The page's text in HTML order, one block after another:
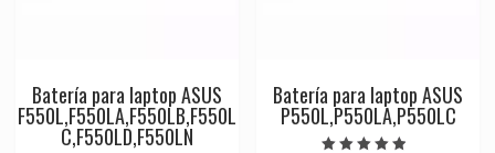
Batería para laptop ASUS
F550L,F550LA,F550LB,F550L
C,F550LD,F550LN
Batería para laptop ASUS
P550L,P550LA,P550LC